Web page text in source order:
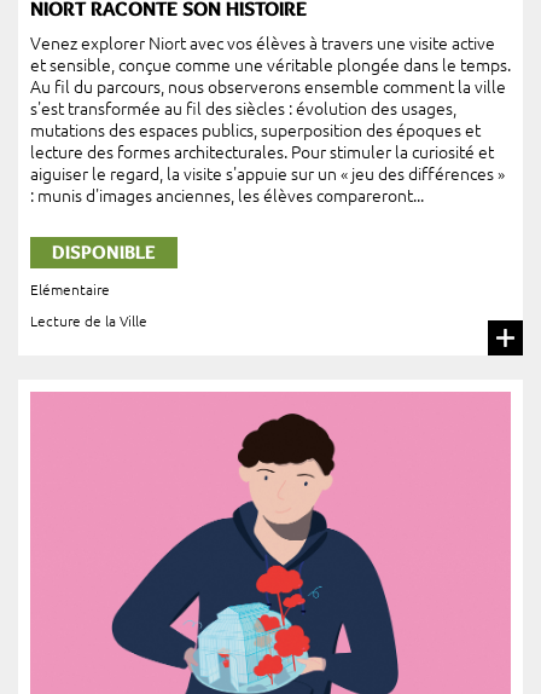
NIORT RACONTE SON HISTOIRE
Venez explorer Niort avec vos élèves à travers une visite active
et sensible, conçue comme une véritable plongée dans le temps.
Au fil du parcours, nous observerons ensemble comment la ville
s'est transformée au fil des siècles : évolution des usages,
mutations des espaces publics, superposition des époques et
lecture des formes architecturales. Pour stimuler la curiosité et
aiguiser le regard, la visite s'appuie sur un « jeu des différences »
: munis d'images anciennes, les élèves compareront...
DISPONIBLE
Elémentaire
Lecture de la Ville